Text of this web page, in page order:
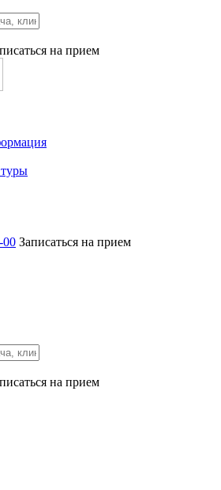
на прием
00 Записаться на прием
на прием